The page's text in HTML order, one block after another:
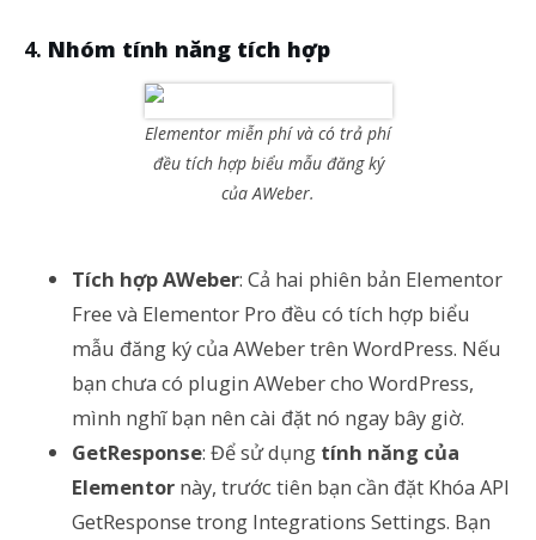
Nhóm tính năng tích hợp
Elementor miễn phí và có trả phí
đều tích hợp biểu mẫu đăng ký
của AWeber.
Tích hợp AWeber: Cả hai phiên bản Elementor
Free và Elementor Pro đều có tích hợp biểu
mẫu đăng ký của AWeber trên WordPress. Nếu
bạn chưa có plugin AWeber cho WordPress,
mình nghĩ bạn nên cài đặt nó ngay bây giờ.
GetResponse: Để sử dụng tính năng của
Elementor này, trước tiên bạn cần đặt Khóa API
GetResponse trong Integrations Settings. Bạn